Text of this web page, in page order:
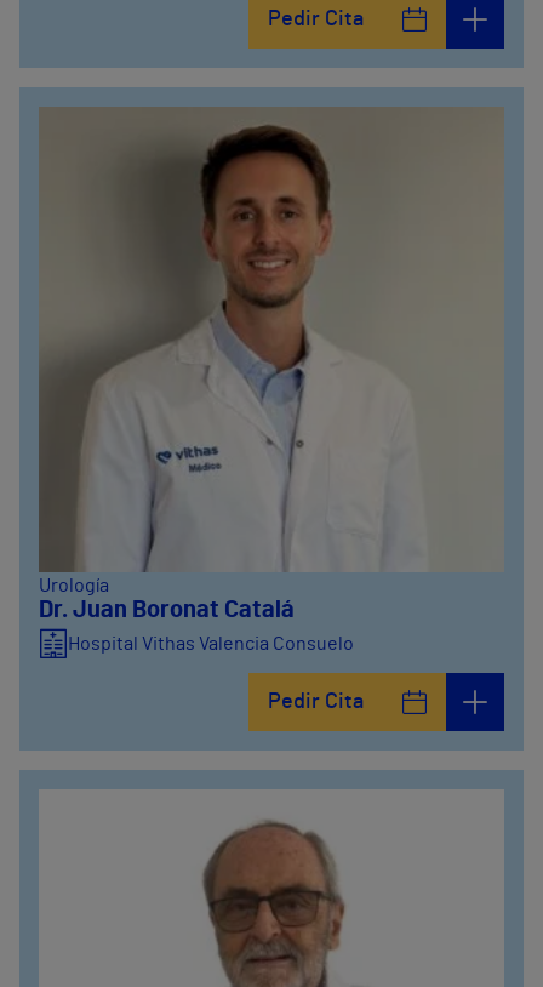
Pedir Cita
Urología
Dr. Juan Boronat Catalá
Hospital Vithas Valencia Consuelo
Pedir Cita